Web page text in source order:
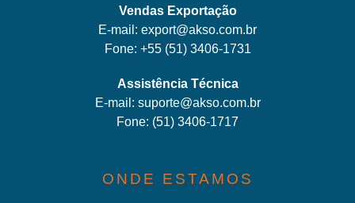
Vendas Exportação
E-mail: export@akso.com.br
Fone: +55 (51) 3406-1731
Assistência Técnica
E-mail: suporte@akso.com.br
Fone: (51) 3406-1717
ONDE ESTAMOS